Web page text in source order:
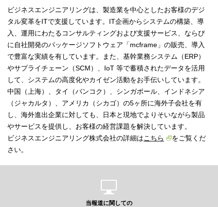
ビジネスエンジニアリングは、製造業を中心としたお客様のデジ
タル変革をITで支援しています。IT企画からシステムの構築、導
入、運用にわたるコンサルティングおよび支援サービス、ならび
に自社開発のパッケージソフトウェア「mcframe」の販売、導入
で豊富な実績を有しています。また、基幹業務システム（ERP）
やサプライチェーン（SCM）、IoT 等で蓄積されたデータを活用
して、システムの高度化やカイゼン活動をお手伝いしています。
中国（上海）、タイ（バンコク）、シンガポール、インドネシア
（ジャカルタ）、アメリカ（シカゴ）の5ヶ所に海外子会社を有
し、海外進出企業に対しても、日本と現地でよりそいながら製品
やサービスを提供し、お客様の経営課題を解決しています。
ビジネスエンジニアリング株式会社の詳細はこちら
をご覧くだ
さい。
当報道に関しての